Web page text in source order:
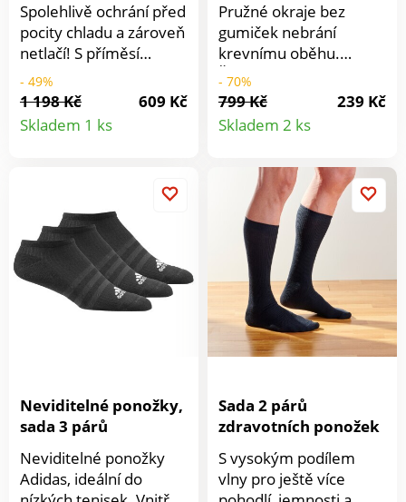
Spolehlivě ochrání před
pocity chladu a zároveň
netlačí! S příměsí
hřejivého vlákna
Thermocool. Netlačí.
Bez pruženky. Pata a
špička zesílená. Sada 2
- 49%
1 198 Kč
609 Kč
Skladem 1 ks
Detail
Pružné okraje bez
gumiček nebrání
krevnímu oběhu.
Špičky i paty jsou
zesílené. Tyto ponožky
Vám doporučujeme,
jsou příjemné a
stejné barvy. Perte na
30 °C.
- 70%
799 Kč
239 Kč
Skladem 2 ks
Detail
Neviditelné ponožky,
sada 3 párů
Neviditelné ponožky
Adidas, ideální do
Sada 2 párů
zdravotních ponožek
S vysokým podílem
vlny pro ještě více